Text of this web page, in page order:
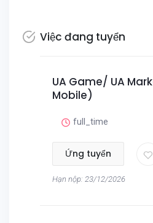
Việc đang tuyển
UA Game/ UA
Mobile)
full_time
Ứng tuyển
Hạn nộp: 23/12/2026